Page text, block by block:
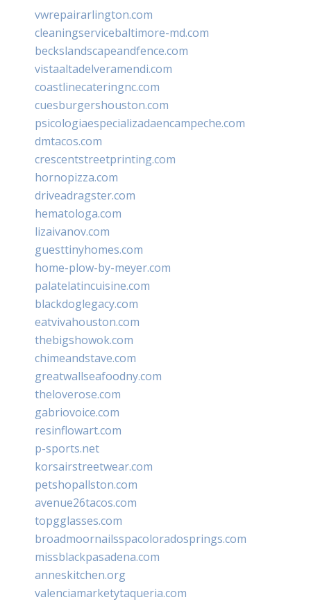
vwrepairarlington.com
cleaningservicebaltimore-md.com
beckslandscapeandfence.com
vistaaltadelveramendi.com
coastlinecateringnc.com
cuesburgershouston.com
psicologiaespecializadaencampeche.com
dmtacos.com
crescentstreetprinting.com
hornopizza.com
driveadragster.com
hematologa.com
lizaivanov.com
guesttinyhomes.com
home-plow-by-meyer.com
palatelatincuisine.com
blackdoglegacy.com
eatvivahouston.com
thebigshowok.com
chimeandstave.com
greatwallseafoodny.com
theloverose.com
gabriovoice.com
resinflowart.com
p-sports.net
korsairstreetwear.com
petshopallston.com
avenue26tacos.com
topgglasses.com
broadmoornailsspacoloradosprings.com
missblackpasadena.com
anneskitchen.org
valenciamarketytaqueria.com